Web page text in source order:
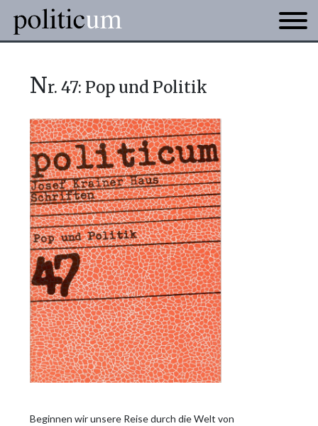
nr. 47: Pop und Politik
Beginnen wir unsere Reise durch die Welt von